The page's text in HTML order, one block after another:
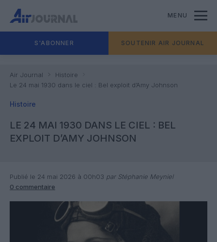
MENU
S'ABONNER SOUTENIR AIR JOURNAL
Air Journal
Histoire
Le 24 mai 1930 dans le ciel : Bel exploit d’Amy Johnson
Histoire
LE 24 MAI 1930 DANS LE CIEL : BEL
EXPLOIT D’AMY JOHNSON
Publié le 24 mai 2026 à 00h03 par Stéphanie Meyniel
0 commentaire